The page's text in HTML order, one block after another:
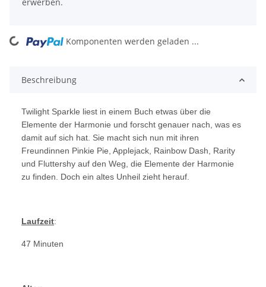
Loading... Komponenten werden geladen ...
Beschreibung
Twilight Sparkle liest in einem Buch etwas über die
Elemente der Harmonie und forscht genauer nach, was es
damit auf sich hat. Sie macht sich nun mit ihren
Freundinnen Pinkie Pie, Applejack, Rainbow Dash, Rarity
und Fluttershy auf den Weg, die Elemente der Harmonie
zu finden. Doch ein altes Unheil zieht herauf.
Laufzeit:
47 Minuten